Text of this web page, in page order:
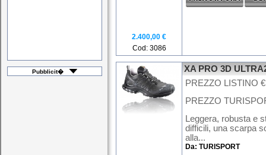
Pubblicit�
2.400,00 €
Cod: 3086
XA PRO 3D
PREZZO LISTINO
PREZZO
Leggera, robusta e
difficili, una scarpa
alla...
Da: TURISPORT